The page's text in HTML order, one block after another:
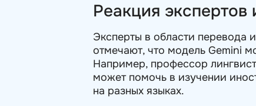
Реакция экспертов
Эксперты в области перевода
отмечают, что модель Gemini
Например, профессор
может помочь в изучении
на разных языках.